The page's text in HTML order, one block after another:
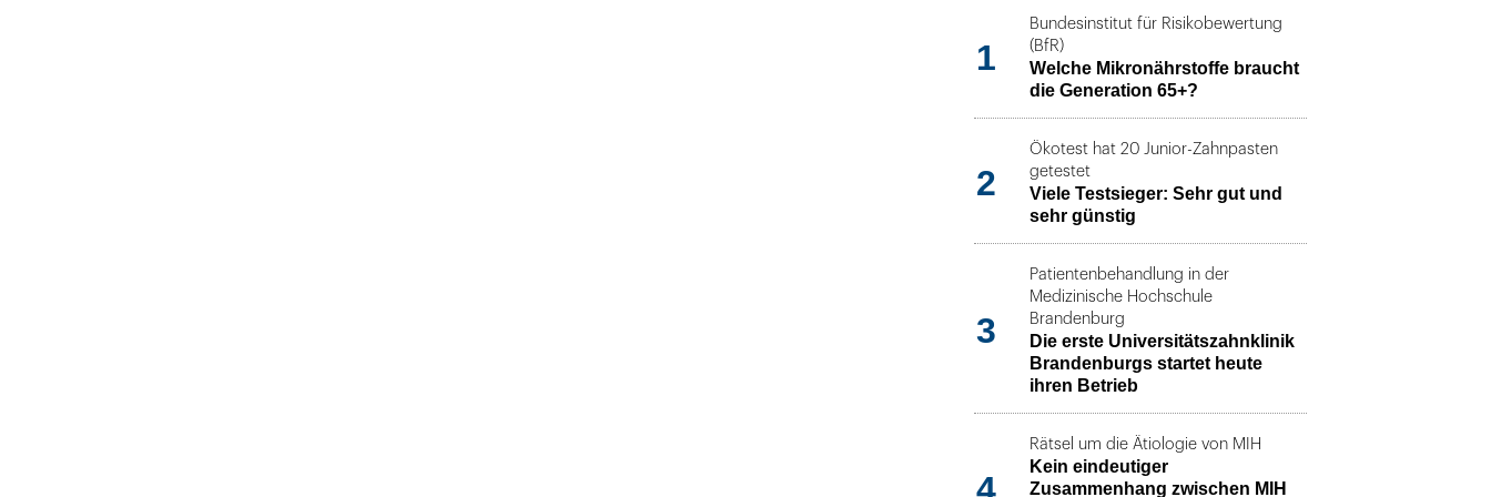
1
Bundesinstitut für Risikobewertung
(BfR)
Welche Mikronährstoffe braucht
die Generation 65+?
2
Ökotest hat 20 Junior-Zahnpasten
getestet
Viele Testsieger: Sehr gut und
sehr günstig
3
Patientenbehandlung in der
Medizinische Hochschule
Brandenburg
Die erste Universitätszahnklinik
Brandenburgs startet heute
ihren Betrieb
4
Rätsel um die Ätiologie von MIH
Kein eindeutiger
Zusammenhang zwischen MIH